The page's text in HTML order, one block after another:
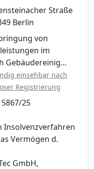
Straße
Berlin
von
im
Gebäudereinig…
einsehbar nach
Registrierung
25
Insolvenzverfahren
Vermögen d.
GmbH,